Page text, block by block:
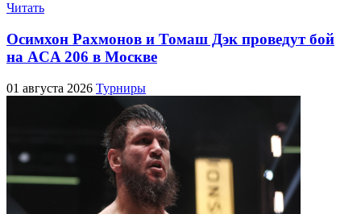
Читать
Осимхон Рахмонов и Томаш Дэк проведут бой
на ACA 206 в Москве
01 августа 2026 Турниры